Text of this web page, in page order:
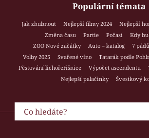
Populární témata
Jak zhubnout Nejlepší filmy 2024 Nejlepší
Změna času
Partie Počasí
Kdy
ZOO Nové začátky
Auto – katalog
7
Volby 2025
Svařené víno Tatarák podle
Pěstování lichořeřišnice
Výpočet ascendentu
Nejlepší palačinky
Švestkový